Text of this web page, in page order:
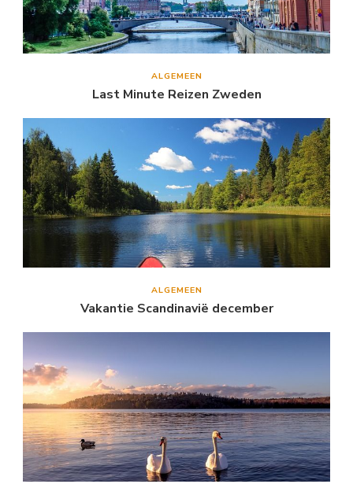
ALGEMEEN
Last Minute Reizen Zweden
ALGEMEEN
Vakantie Scandinavië december